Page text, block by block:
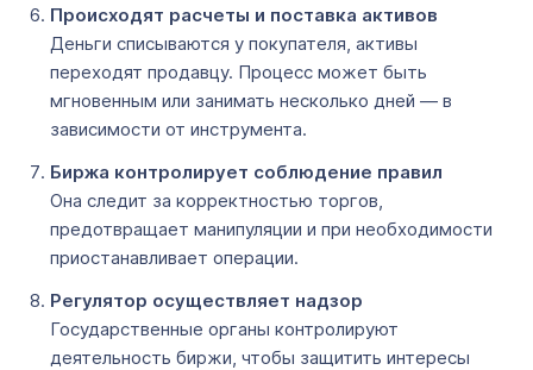
Происходят расчеты и поставка активов
Деньги списываются у покупателя, активы
переходят продавцу. Процесс может быть
мгновенным или занимать несколько дней — в
зависимости от инструмента.
Биржа контролирует соблюдение правил
Она следит за корректностью торгов,
предотвращает манипуляции и при необходимости
приостанавливает операции.
Регулятор осуществляет надзор
Государственные органы контролируют
деятельность биржи, чтобы защитить интересы